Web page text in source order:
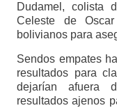
Dudamel, colista
Celeste de
bolivianos para
Sendos empates
resultados para
dejarían afuera
resultados ajenos